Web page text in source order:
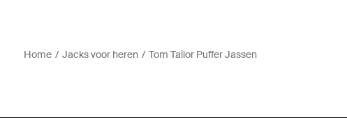
Home Jacks voor heren Tom Tailor Puffer Jassen